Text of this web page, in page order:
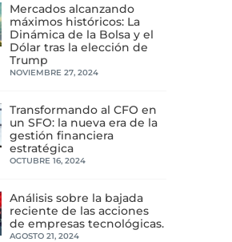
Mercados alcanzando
máximos históricos: La
Dinámica de la Bolsa y el
Dólar tras la elección de
Trump
NOVIEMBRE 27, 2024
Transformando al CFO en
un SFO: la nueva era de la
gestión financiera
estratégica
OCTUBRE 16, 2024
Análisis sobre la bajada
reciente de las acciones
de empresas tecnológicas.
AGOSTO 21, 2024